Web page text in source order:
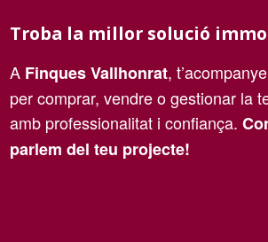
Troba la millor solució
A Finques Vallhonrat,
per comprar, vendre o gestionar la
amb professionalitat i confiança.
parlem del teu projecte!